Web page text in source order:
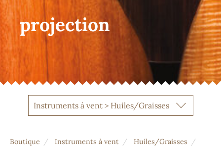
projection
Instruments à vent > Huiles/Graisses
Boutique Instruments à vent
Huiles/Graisses